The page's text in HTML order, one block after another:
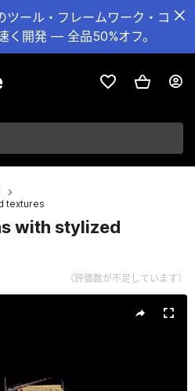
ツール・フレームワーク・コ
く開発 — 全品50%オフ。
textures
with stylized
（評価数が不足しています）